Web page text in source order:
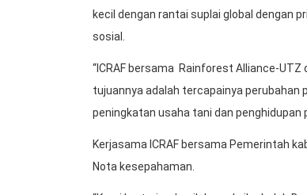
kecil dengan rantai suplai global dengan
sosial.
“ICRAF bersama Rainforest Alliance-UTZ
tujuannya adalah tercapainya
peningkatan usaha tani dan penghidupan
Kerjasama ICRAF bersama Pemerintah
Nota kesepahaman.